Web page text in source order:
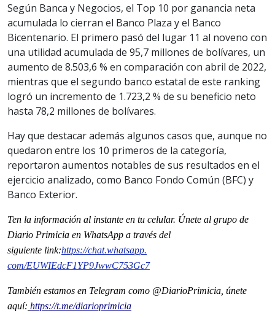
Según Banca y Negocios, el Top 10 por ganancia neta
acumulada lo cierran el Banco Plaza y el Banco
Bicentenario. El primero pasó del lugar 11 al noveno con
una utilidad acumulada de 95,7 millones de bolívares, un
aumento de 8.503,6 % en comparación con abril de 2022,
mientras que el segundo banco estatal de este ranking
logró un incremento de 1.723,2 % de su beneficio neto
hasta 78,2 millones de bolívares.
Hay que destacar además algunos casos que, aunque no
quedaron entre los 10 primeros de la categoría,
reportaron aumentos notables de sus resultados en el
ejercicio analizado, como Banco Fondo Común (BFC) y
Banco Exterior.
Ten la información al instante en tu celular. Únete al grupo de
Diario Primicia en WhatsApp a través del
siguiente link:https://chat.whatsapp.
com/EUWIEdcF1YP9JwwC753Gc7
También estamos en Telegram como @DiarioPrimicia, únete
aquí: https://t.me/diarioprimicia